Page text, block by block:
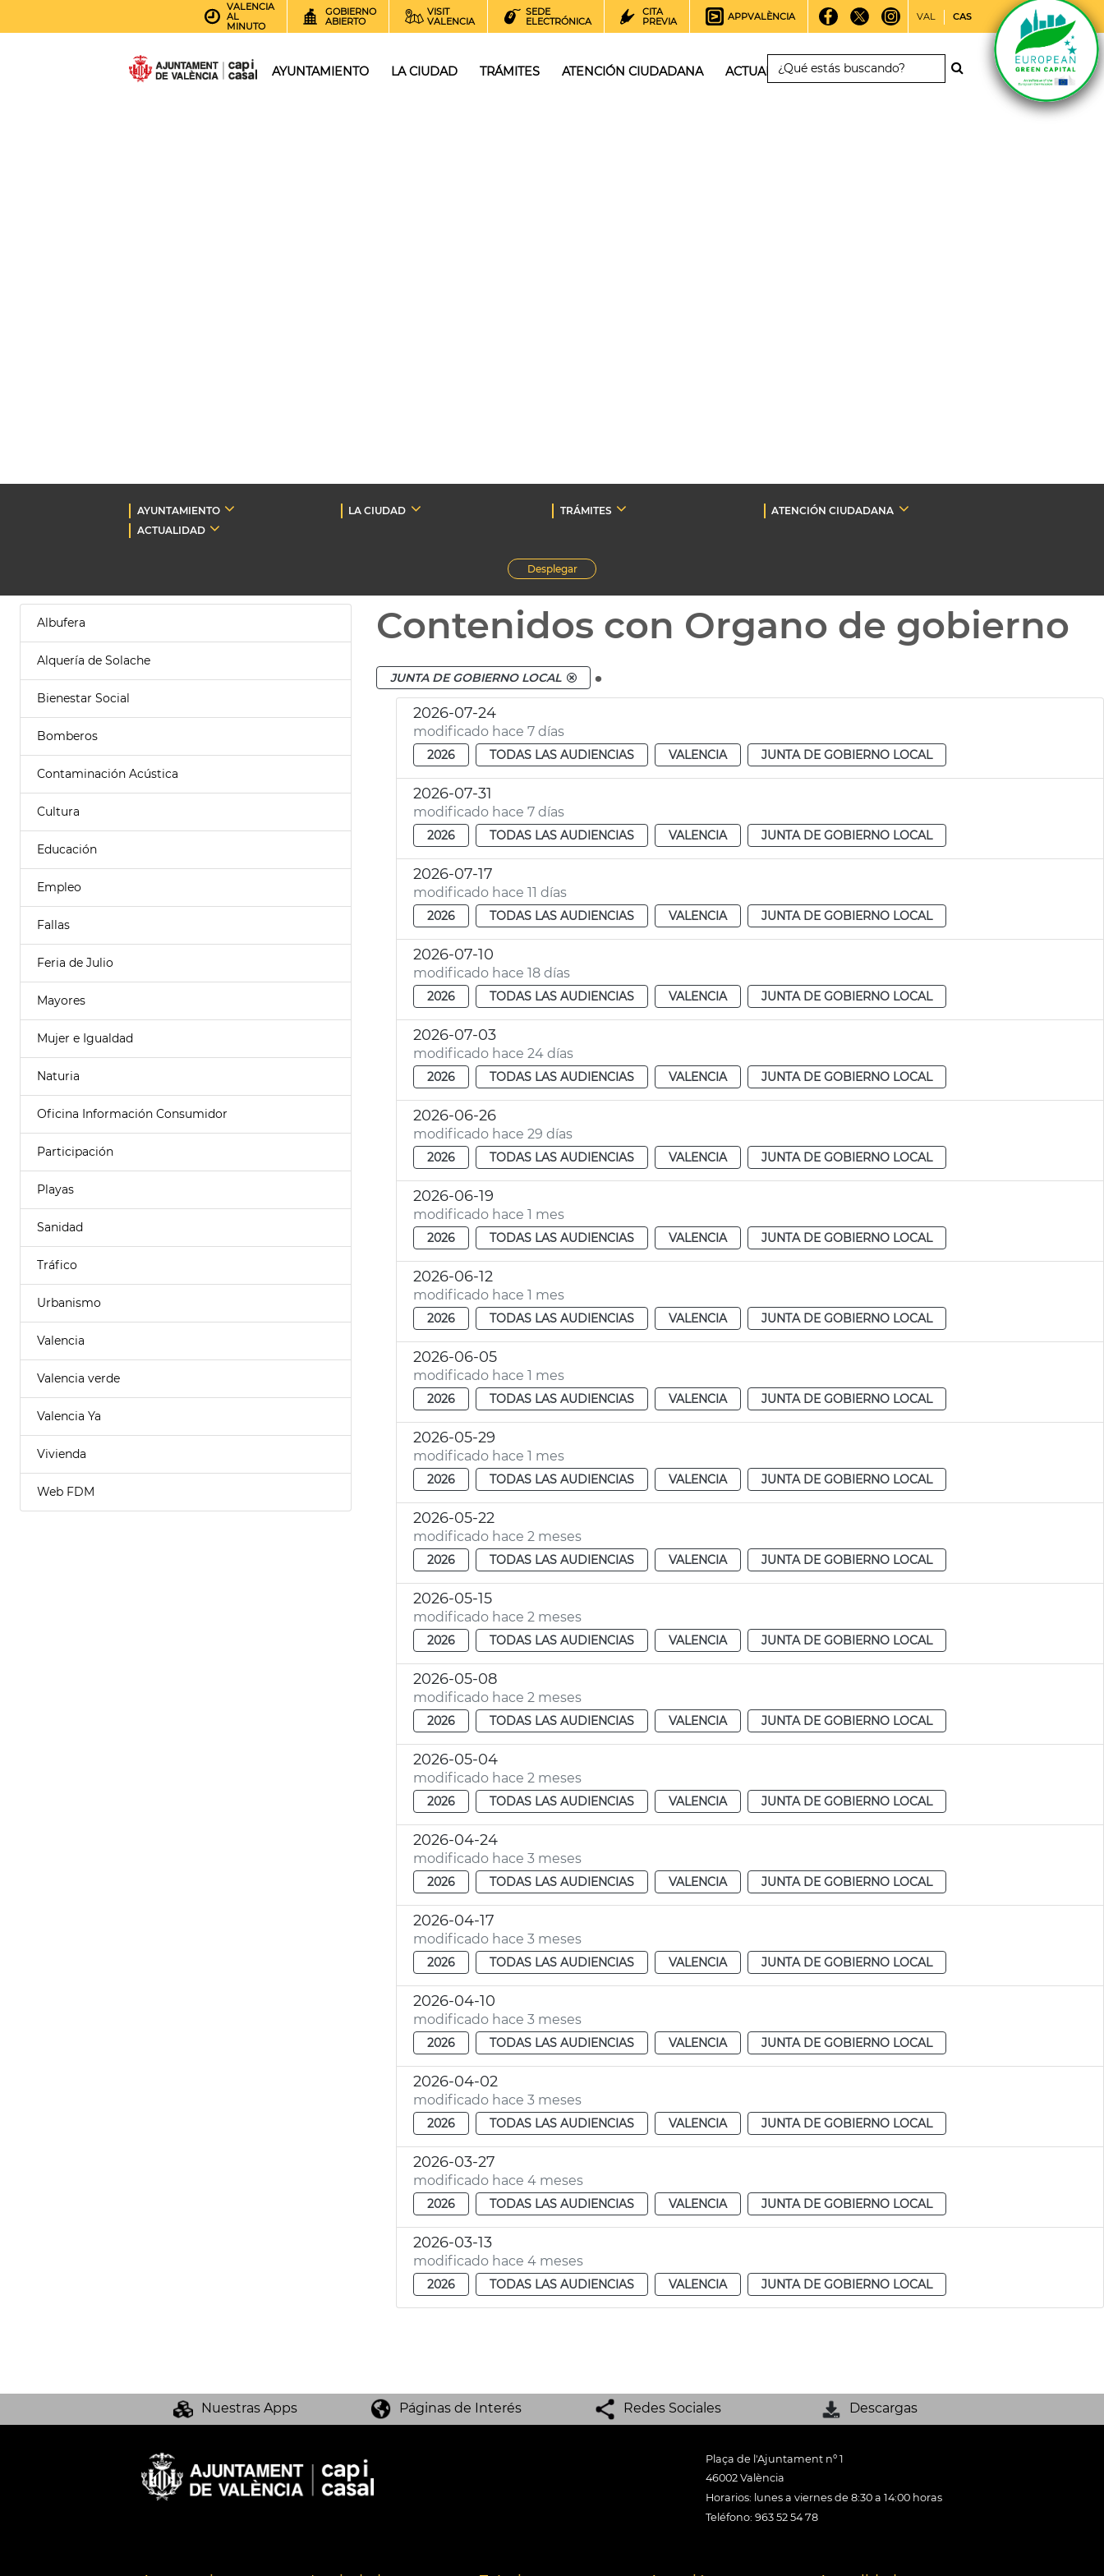
VALENCIA
AL
MINUTO
GOBIERNO
ABIERTO
VISIT
VALENCIA
SEDE
ELECTRÓNICA
CITA
PREVIA
APPVALÈNCIA VAL CAS
AYUNTAMIENTO LA CIUDAD TRÁMITES ATENCIÓN CIUDADANA ACTUALIDAD
AYUNTAMIENTO LA CIUDAD TRÁMITES
ATENCIÓN CIUDADANA
ACTUALIDAD
Desplegar
Albufera
Alquería de Solache
Bienestar Social
Bomberos
Contaminación Acústica
Cultura
Educación
Empleo
Fallas
Feria de Julio
Mayores
Mujer e Igualdad
Naturia
Oficina Información Consumidor
Participación
Playas
Sanidad
Tráfico
Urbanismo
Valencia
Valencia verde
Valencia Ya
Vivienda
Web FDM
Contenidos con Organo de gobierno
JUNTA DE GOBIERNO LOCAL .
2026-07-24
modificado hace 7 días
2026 TODAS LAS AUDIENCIAS VALENCIA JUNTA DE GOBIERNO LOCAL
2026-07-31
modificado hace 7 días
2026 TODAS LAS AUDIENCIAS VALENCIA JUNTA DE GOBIERNO LOCAL
2026-07-17
modificado hace 11 días
2026 TODAS LAS AUDIENCIAS VALENCIA JUNTA DE GOBIERNO LOCAL
2026-07-10
modificado hace 18 días
2026 TODAS LAS AUDIENCIAS VALENCIA JUNTA DE GOBIERNO LOCAL
2026-07-03
modificado hace 24 días
2026 TODAS LAS AUDIENCIAS VALENCIA JUNTA DE GOBIERNO LOCAL
2026-06-26
modificado hace 29 días
2026 TODAS LAS AUDIENCIAS VALENCIA JUNTA DE GOBIERNO LOCAL
2026-06-19
modificado hace 1 mes
2026 TODAS LAS AUDIENCIAS VALENCIA JUNTA DE GOBIERNO LOCAL
2026-06-12
modificado hace 1 mes
2026 TODAS LAS AUDIENCIAS VALENCIA JUNTA DE GOBIERNO LOCAL
2026-06-05
modificado hace 1 mes
2026 TODAS LAS AUDIENCIAS VALENCIA JUNTA DE GOBIERNO LOCAL
2026-05-29
modificado hace 1 mes
2026 TODAS LAS AUDIENCIAS VALENCIA JUNTA DE GOBIERNO LOCAL
2026-05-22
modificado hace 2 meses
2026 TODAS LAS AUDIENCIAS VALENCIA JUNTA DE GOBIERNO LOCAL
2026-05-15
modificado hace 2 meses
2026 TODAS LAS AUDIENCIAS VALENCIA JUNTA DE GOBIERNO LOCAL
2026-05-08
modificado hace 2 meses
2026 TODAS LAS AUDIENCIAS VALENCIA JUNTA DE GOBIERNO LOCAL
2026-05-04
modificado hace 2 meses
2026 TODAS LAS AUDIENCIAS VALENCIA JUNTA DE GOBIERNO LOCAL
2026-04-24
modificado hace 3 meses
2026 TODAS LAS AUDIENCIAS VALENCIA JUNTA DE GOBIERNO LOCAL
2026-04-17
modificado hace 3 meses
2026 TODAS LAS AUDIENCIAS VALENCIA JUNTA DE GOBIERNO LOCAL
2026-04-10
modificado hace 3 meses
2026 TODAS LAS AUDIENCIAS VALENCIA JUNTA DE GOBIERNO LOCAL
2026-04-02
modificado hace 3 meses
2026 TODAS LAS AUDIENCIAS VALENCIA JUNTA DE GOBIERNO LOCAL
2026-03-27
modificado hace 4 meses
2026 TODAS LAS AUDIENCIAS VALENCIA JUNTA DE GOBIERNO LOCAL
2026-03-13
modificado hace 4 meses
2026 TODAS LAS AUDIENCIAS VALENCIA JUNTA DE GOBIERNO LOCAL
Nuestras Apps Páginas de Interés Redes Sociales Descargas
Plaça de l'Ajuntament nº 1
46002 València
Horarios: lunes a viernes de 8:30 a 14:00 horas
Teléfono: 963 52 54 78